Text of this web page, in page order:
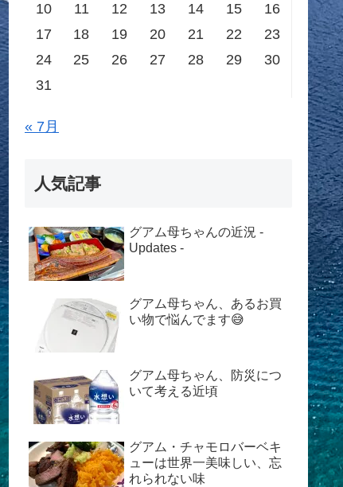
10
11 12 13 14 15
16
17
18 19 20 21 22
23
24
25 26 27 28 29
30
31
« 7月
人気記事
グアム母ちゃんの近況 -
Updates -
グアム母ちゃん、あるお買
い物で悩んでます😅
グアム母ちゃん、防災につ
いて考える近頃
グアム・チャモロバーベキ
ューは世界一美味しい、忘
れられない味